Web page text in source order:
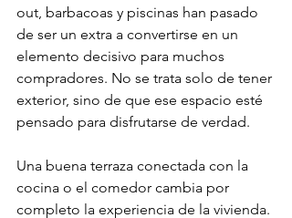
out, barbacoas y piscinas han pasado
de ser un extra a convertirse en un
elemento decisivo para muchos
compradores. No se trata solo de tener
exterior, sino de que ese espacio esté
pensado para disfrutarse de verdad.
Una buena terraza conectada con la
cocina o el comedor cambia por
completo la experiencia de la vivienda.